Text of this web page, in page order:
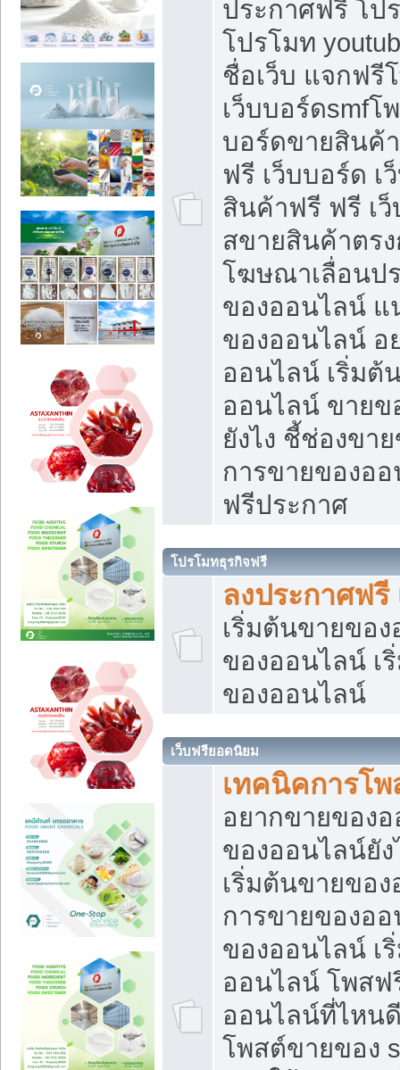
ประกาศฟรี โป
โปรโมท
ชื่อเว็บ แจกฟรี
เว็บบอร์ดsmfโ
บอร์ดขายสินค้
ฟรี เว็บบอร์ด เ
สินค้าฟรี ฟรี เ
สขายสินค้าตร
โฆษณาเลื่อนป
ของออนไลน์ แ
ของออนไลน์ อ
ออนไลน์ เริ่มต้
ออนไลน์ ขายข
ยังไง ชี้ช่องขา
การขายของออ
ฟรีประกาศ
โปรโมทธุรกิจฟรี
ลงประกาศฟรี
เริ่มต้นขายขอ
ของออนไลน์ เ
ของออนไลน์
เว็บฟรียอดนิยม
เทคนิคการโ
อยากขายของ
ของออนไลน์ยั
เริ่มต้นขายของ
การขายของอ
ของออนไลน์ เ
ออนไลน์ โพสฟ
ออนไลน์ที่ไหน
โพสต์ขายของ